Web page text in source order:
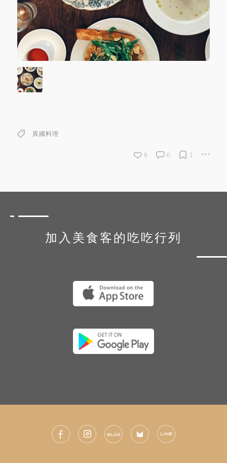
異國料理
8 0 1
加入美食客的吃吃行列